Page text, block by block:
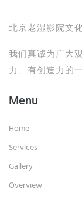
北京老湿影院文
我们真诚为广大
力、有创造力的
Menu
Home
Services
Gallery
Overview